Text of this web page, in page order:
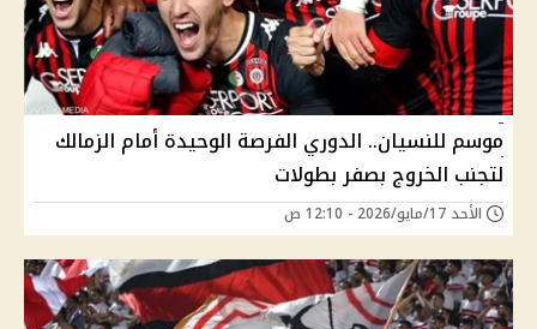
موسم للنسيان.. الدوري الفرصة الوحيدة أمام الزمالك
لتجنب الخروج بصفر بطولات
الأحد 17/مايو/2026 - 12:10 ص